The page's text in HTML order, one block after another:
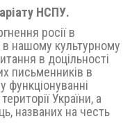
НСПУ.
росії в
в нашому культурному
в доцільності
письменників в
функціонуванні
України, а
названих на честь